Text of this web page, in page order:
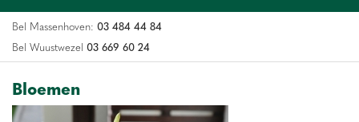
n
n
Bel Massenhoven: 03 484 44 84
Bel Wuustwezel 03 669 60 24
Bloemen